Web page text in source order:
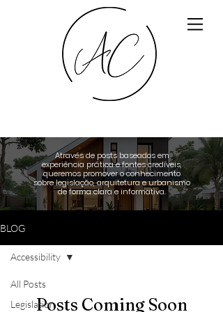
Através de posts baseados em
experiência prática e fontes credíveis,
queremos promover o conhecimento
sobre legislação, arquitetura e urbanismo
de forma clara e informativa.
BLOG
All Posts
Legislation
Accessibility
Posts Coming Soon